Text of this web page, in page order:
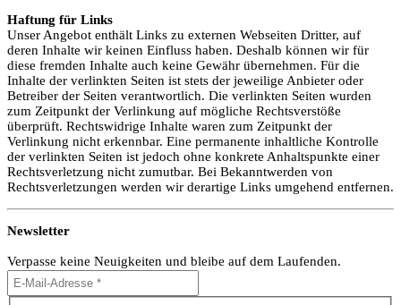
Haftung für Links
Unser Angebot enthält Links zu externen Webseiten Dritter, auf
deren Inhalte wir keinen Einfluss haben. Deshalb können wir für
diese fremden Inhalte auch keine Gewähr übernehmen. Für die
Inhalte der verlinkten Seiten ist stets der jeweilige Anbieter oder
Betreiber der Seiten verantwortlich. Die verlinkten Seiten wurden
zum Zeitpunkt der Verlinkung auf mögliche Rechtsverstöße
überprüft. Rechtswidrige Inhalte waren zum Zeitpunkt der
Verlinkung nicht erkennbar. Eine permanente inhaltliche Kontrolle
der verlinkten Seiten ist jedoch ohne konkrete Anhaltspunkte einer
Rechtsverletzung nicht zumutbar. Bei Bekanntwerden von
Rechtsverletzungen werden wir derartige Links umgehend entfernen.
Newsletter
Verpasse keine Neuigkeiten und bleibe auf dem Laufenden.